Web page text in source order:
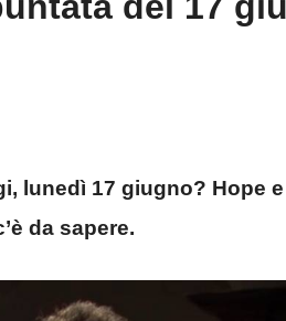
lunedì 17 giugno? Hope
da sapere.